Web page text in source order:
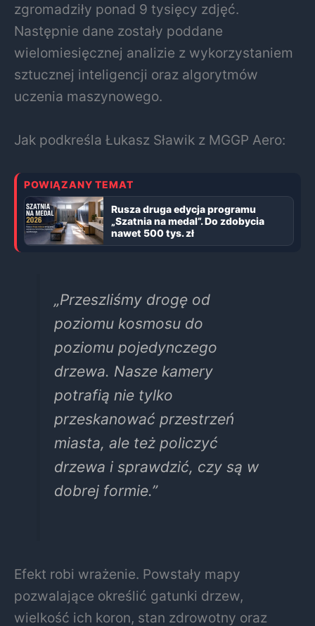
zgromadziły ponad 9 tysięcy zdjęć.
Następnie dane zostały poddane
wielomiesięcznej analizie z wykorzystaniem
sztucznej inteligencji oraz algorytmów
uczenia maszynowego.
Jak podkreśla Łukasz Sławik z MGGP Aero:
POWIĄZANY TEMAT
Rusza druga edycja programu
„Szatnia na medal”. Do zdobycia
nawet 500 tys. zł
„Przeszliśmy drogę od
poziomu kosmosu do
poziomu pojedynczego
drzewa. Nasze kamery
potrafią nie tylko
przeskanować przestrzeń
miasta, ale też policzyć
drzewa i sprawdzić, czy są w
dobrej formie.”
Efekt robi wrażenie. Powstały mapy
pozwalające określić gatunki drzew,
wielkość ich koron, stan zdrowotny oraz